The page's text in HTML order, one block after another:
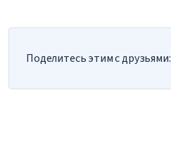
Поделитесь этим с друзьями: